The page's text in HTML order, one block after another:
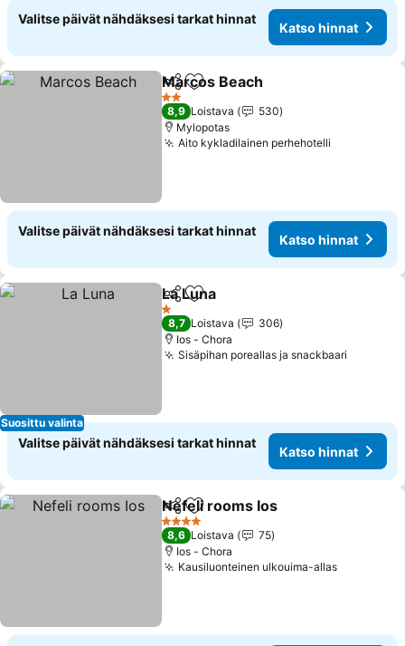
Valitse päivät nähdäksesi tarkat hinnat
Katso hinnat
Jaa Lisää suosikkeihin
Marcos Beach
2 Tähtiluokitus
8,9 Loistava
530
Mylopotas
Aito kykladilainen perhehotelli
Valitse päivät nähdäksesi tarkat hinnat
Katso hinnat
Suosittu valinta
Jaa Lisää suosikkeihin
La Luna
1 Tähtiluokitus
8,7 Loistava
306
Ios - Chora
Sisäpihan poreallas ja snackbaari
Valitse päivät nähdäksesi tarkat hinnat
Katso hinnat
Jaa Lisää suosikkeihin
Nefeli rooms Ios
4 Tähtiluokitus
8,6 Loistava
75
Ios - Chora
Kausiluonteinen ulkouima-allasKatso